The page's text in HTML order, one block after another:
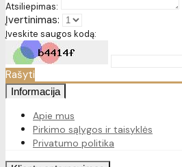
Atsiliepimas:
Įvertinimas:
Įveskite saugos kodą:
Rašyti
Informacija
Apie mus
Pirkimo sąlygos ir taisyklės
Privatumo politika